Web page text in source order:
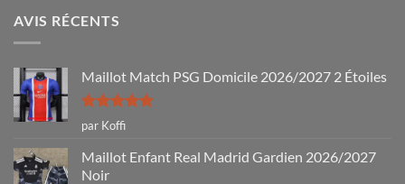
AVIS RÉCENTS
Maillot Match PSG Domicile 2026/2027 2 Étoiles
Note5sur
5
par Koffi
Maillot Enfant Real Madrid Gardien 2026/2027
Noir